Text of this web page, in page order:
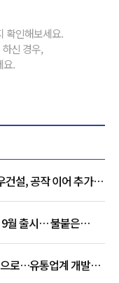
확인해보세요.
신 경우,
요.
설, 공작 이어 추가
월 출시… 불붙은
로…유통업계 개발실